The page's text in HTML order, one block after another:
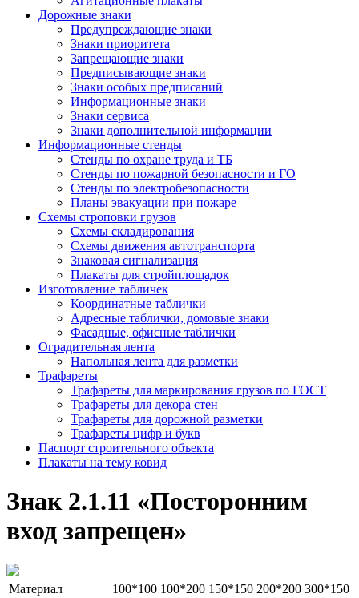
Дорожные знаки
Предупреждающие знаки
Знаки приоритета
Запрещающие знаки
Предписывающие знаки
Знаки особых предписаний
Информационные знаки
Знаки сервиса
Знаки дополнительной информации
Информационные стенды
Стенды по охране труда и ТБ
Стенды по пожарной безопасности и ГО
Стенды по электробезопасности
Планы эвакуации при пожаре
Схемы строповки грузов
Схемы складирования
Схемы движения автотранспорта
Знаковая сигнализация
Плакаты для стройплощадок
Изготовление табличек
Координатные таблички
Адресные таблички, домовые знаки
Фасадные, офисные таблички
Оградительная лента
Напольная лента для разметки
Трафареты
Трафареты для маркирования грузов по ГОСТ
Трафареты для декора стен
Трафареты для дорожной разметки
Трафареты цифр и букв
Паспорт строительного объекта
Плакаты на тему ковид
Знак 2.1.11 «Посторонним
вход запрещен»
Материал 100*100 100*200 150*150 200*200 300*150